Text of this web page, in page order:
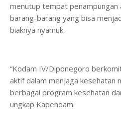
menutup tempat penampungan
barang-barang yang bisa
biaknya nyamuk.
“Kodam IV/Diponegoro
aktif dalam menjaga kesehatan
berbagai program kesehatan
ungkap Kapendam.